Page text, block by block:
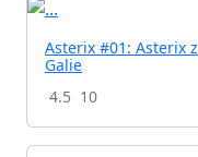
Asterix #01: Asterix z
Galie
4.5 10